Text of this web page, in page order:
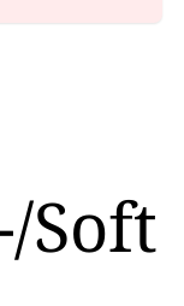
Soft